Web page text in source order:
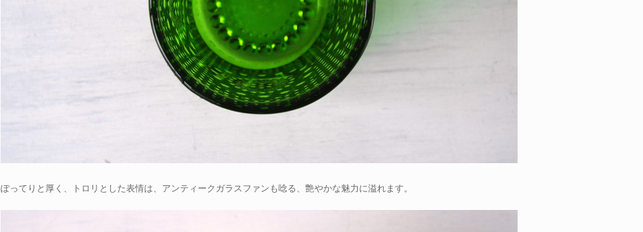
ぽってりと厚く、トロリとした表情は、アンティークガラスファンも唸る、艶やかな魅力に溢れます。